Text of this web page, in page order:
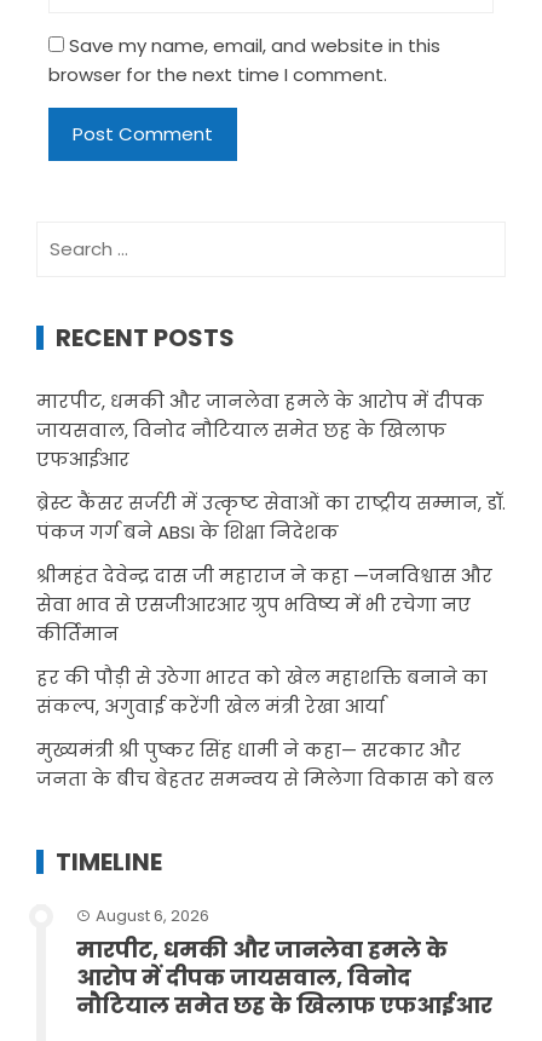
Save my name, email, and website in this
browser for the next time I comment.
for:
RECENT POSTS
मारपीट, धमकी और जानलेवा हमले के आरोप में दीपक
जायसवाल, विनोद नौटियाल समेत छह के खिलाफ
एफआईआर
ब्रेस्ट कैंसर सर्जरी में उत्कृष्ट सेवाओं का राष्ट्रीय सम्मान, डॉ.
पंकज गर्ग बने ABSI के शिक्षा निदेशक
श्रीमहंत देवेन्द्र दास जी महाराज ने कहा —जनविश्वास और
सेवा भाव से एसजीआरआर ग्रुप भविष्य में भी रचेगा नए
कीर्तिमान
हर की पौड़ी से उठेगा भारत को खेल महाशक्ति बनाने का
संकल्प, अगुवाई करेंगी खेल मंत्री रेखा आर्या
मुख्यमंत्री श्री पुष्कर सिंह धामी ने कहा— सरकार और
जनता के बीच बेहतर समन्वय से मिलेगा विकास को बल
TIMELINE
August 6, 2026
मारपीट, धमकी और जानलेवा हमले के
आरोप में दीपक जायसवाल, विनोद
नौटियाल समेत छह के खिलाफ एफआईआर